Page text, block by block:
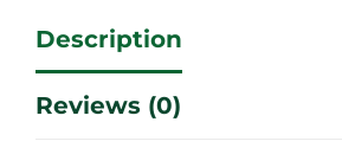
Description
Reviews (0)